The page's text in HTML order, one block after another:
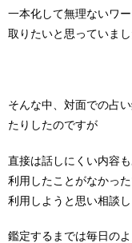
一本化して無理ないワ
取りたいと思っていまし
そんな中、対面での占
たりしたのですが
直接は話しにくい内容
利用したことがなかっ
利用しようと思い相談し
鑑定するまでは毎日の